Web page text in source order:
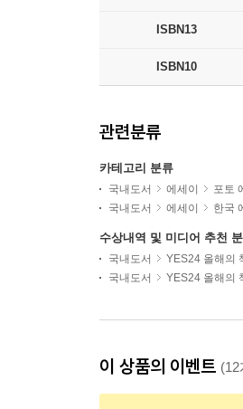
ISBN13
ISBN10
관련분류
카테고리 분류
국내도서 에세이
포토
국내도서
에세이 한국
수상내역 및 미디어 추천
국내도서 YES24 올해의
국내도서
YES24 올해의
이 상품의 이벤트 (12